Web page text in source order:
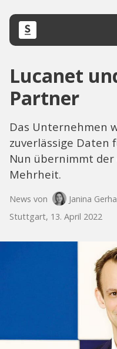
Lucanet
Partner
Das Unternehmen
zuverlässige Daten
Nun übernimmt
Mehrheit.
News von
Janina
Stuttgart, 13. April 2022